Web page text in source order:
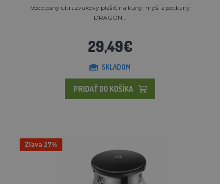
Vodotesný ultrazvukový plašič na kuny, myši a potkany
DRAGON...
29,49€
SKLADOM
PRIDAŤ DO KOŠÍKA
Zľava 27%